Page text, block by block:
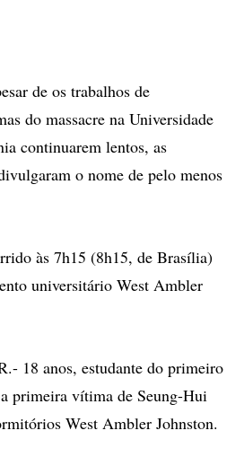
de os trabalhos de
do massacre na Universidade
continuarem lentos, as
o nome de pelo menos
às 7h15 (8h15, de Brasília)
universitário West Ambler
18 anos, estudante do primeiro
primeira vítima de Seung-Hui
West Ambler Johnston.